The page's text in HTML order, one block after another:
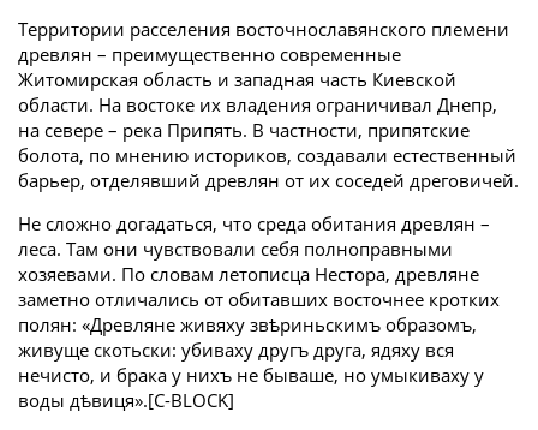
Территории расселения восточнославянского племени
древлян – преимущественно современные
Житомирская область и западная часть Киевской
области. На востоке их владения ограничивал Днепр,
на севере – река Припять. В частности, припятские
болота, по мнению историков, создавали естественный
барьер, отделявший древлян от их соседей дреговичей.
Не сложно догадаться, что среда обитания древлян –
леса. Там они чувствовали себя полноправными
хозяевами. По словам летописца Нестора, древляне
заметно отличались от обитавших восточнее кротких
полян: «Древляне живяху звѣриньскимъ образомъ,
живуще скотьски: убиваху другъ друга, ядяху вся
нечисто, и брака у нихъ не бываше, но умыкиваху у
воды дѣвиця».[С-BLOCK]